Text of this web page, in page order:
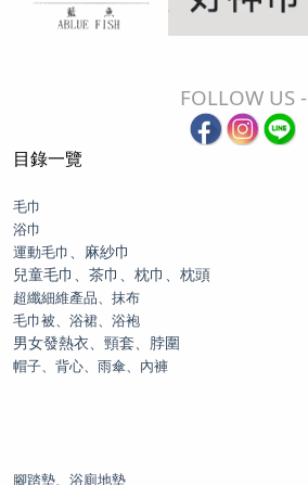
FOLLOW US -
目錄一覽
毛巾
浴巾
運動毛巾
、麻紗巾
兒童毛巾、茶巾、枕巾、枕頭
超纖細維產品、抹布
毛巾被、浴裙、浴袍
男女發熱衣、頸套、脖圍
帽子、背心、雨傘、內褲
腳踏墊、浴廁地墊